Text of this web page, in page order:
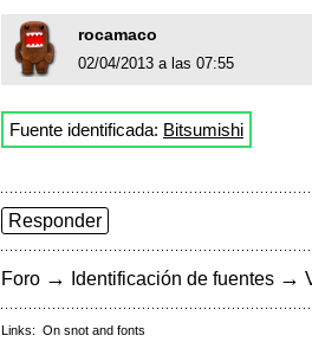
rocamaco
02/04/2013 a las 07:55
Fuente identificada: Bitsumishi
Responder
Foro → Identificación de fuentes →
Links: On snot and fonts